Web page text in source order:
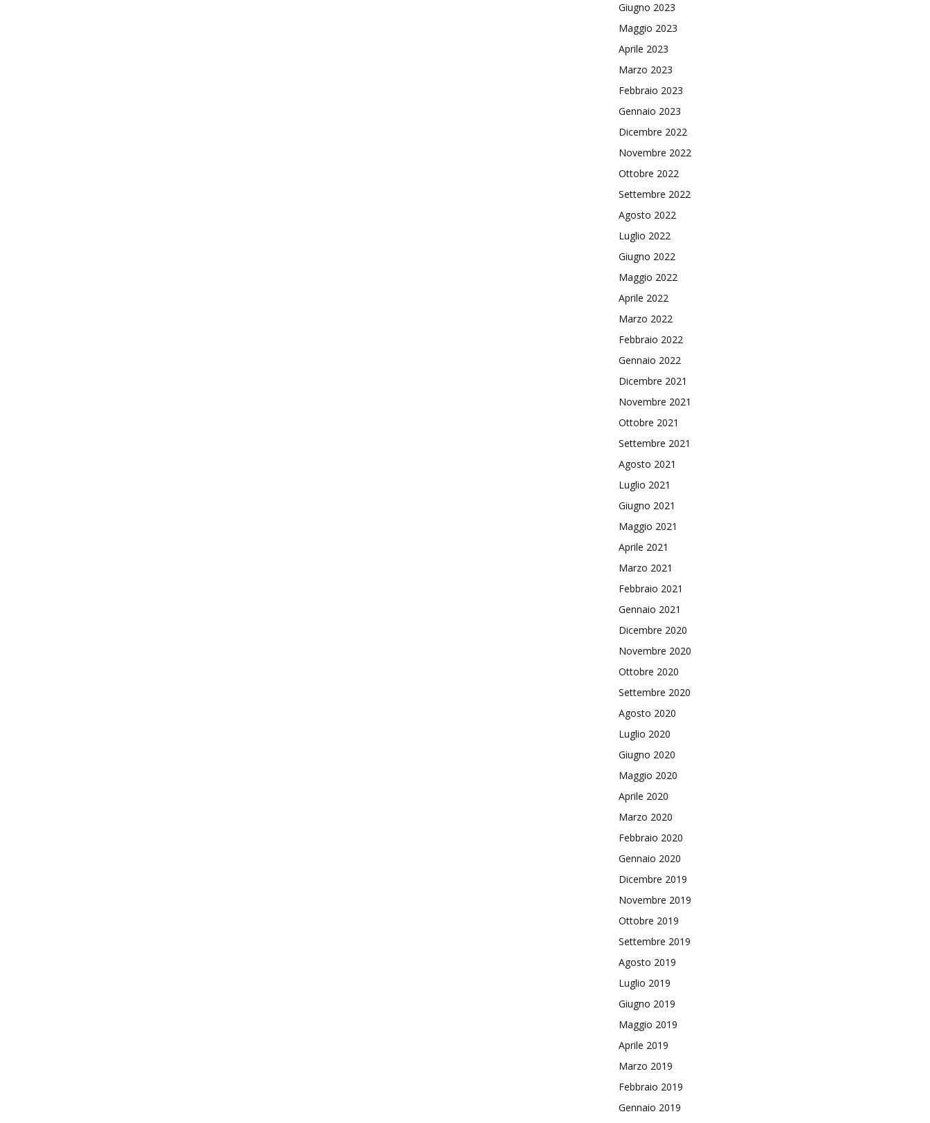
Giugno 2023
Maggio 2023
Aprile 2023
Marzo 2023
Febbraio 2023
Gennaio 2023
Dicembre 2022
Novembre 2022
Ottobre 2022
Settembre 2022
Agosto 2022
Luglio 2022
Giugno 2022
Maggio 2022
Aprile 2022
Marzo 2022
Febbraio 2022
Gennaio 2022
Dicembre 2021
Novembre 2021
Ottobre 2021
Settembre 2021
Agosto 2021
Luglio 2021
Giugno 2021
Maggio 2021
Aprile 2021
Marzo 2021
Febbraio 2021
Gennaio 2021
Dicembre 2020
Novembre 2020
Ottobre 2020
Settembre 2020
Agosto 2020
Luglio 2020
Giugno 2020
Maggio 2020
Aprile 2020
Marzo 2020
Febbraio 2020
Gennaio 2020
Dicembre 2019
Novembre 2019
Ottobre 2019
Settembre 2019
Agosto 2019
Luglio 2019
Giugno 2019
Maggio 2019
Aprile 2019
Marzo 2019
Febbraio 2019
Gennaio 2019